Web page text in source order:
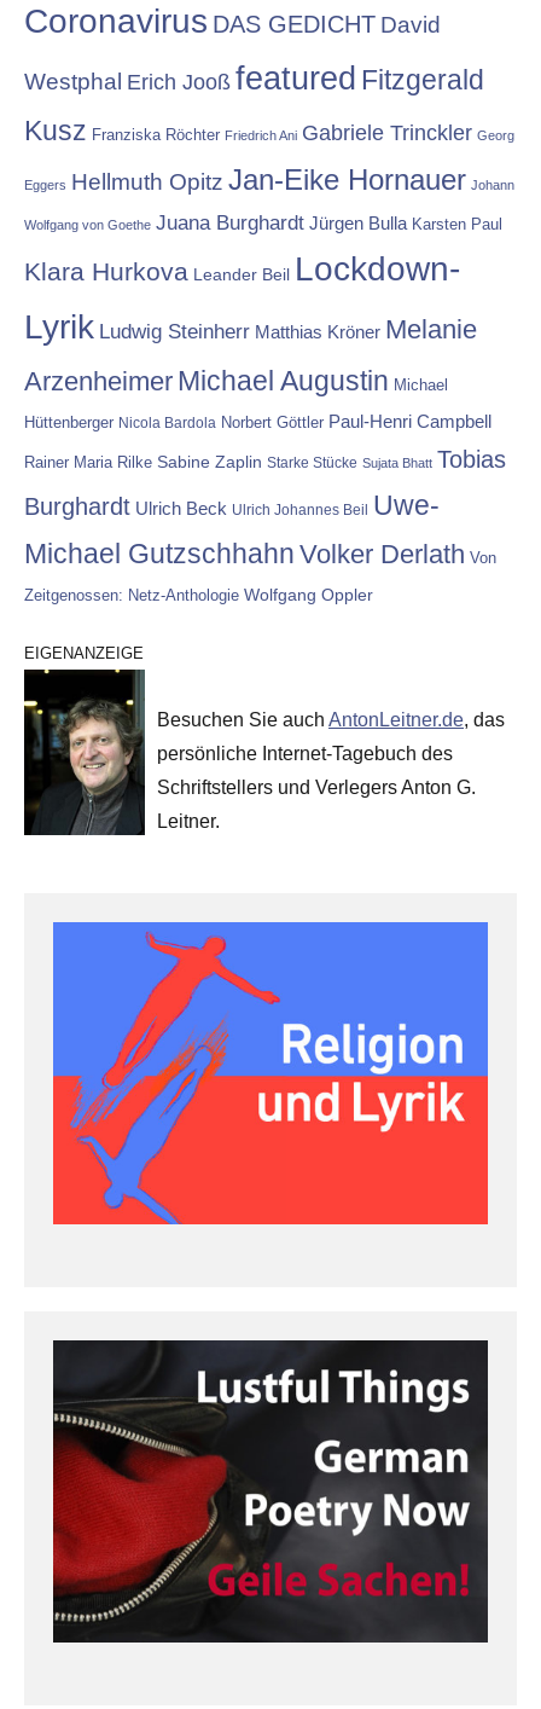
Coronavirus DAS GEDICHT David
Westphal Erich Jooß featured Fitzgerald
Kusz Franziska Röchter Friedrich Ani Gabriele Trinckler Georg
Eggers Hellmuth Opitz Jan-Eike Hornauer Johann
Wolfgang von Goethe Juana Burghardt Jürgen Bulla Karsten Paul
Klara Hurkova Leander Beil Lockdown-
Lyrik Ludwig Steinherr Matthias Kröner Melanie
Arzenheimer Michael Augustin Michael
Hüttenberger Nicola Bardola Norbert Göttler Paul-Henri Campbell
Rainer Maria Rilke Sabine Zaplin Starke Stücke Sujata Bhatt Tobias
Burghardt Ulrich Beck Ulrich Johannes Beil
Uwe-
Michael Gutzschhahn Volker Derlath Von
Zeitgenossen: Netz-Anthologie Wolfgang Oppler
EIGENANZEIGE
Besuchen Sie auch AntonLeitner.de, das
persönliche Internet-Tagebuch des
Schriftstellers und Verlegers Anton G.
Leitner.